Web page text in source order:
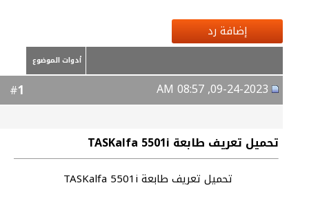
إضافة رد
أدوات الموضوع
1
تحميل تعريف طابعة TASKalfa 5501i
تحميل تعريف طابعة TASKalfa 5501i